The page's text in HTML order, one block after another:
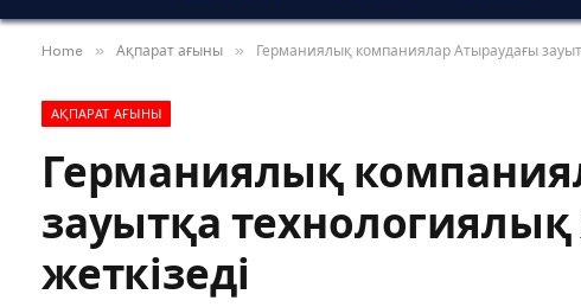
Home » Ақпарат ағыны » Германиялық компаниялар Атыраудағы
АҚПАРАТ АҒЫНЫ
Германиялық
зауытқа
жеткізеді